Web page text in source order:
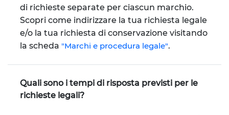
di richieste separate per ciascun marchio.
Scopri come indirizzare la tua richiesta legale
e/o la tua richiesta di conservazione visitando
la scheda "Marchi e procedura legale".
Quali sono i tempi di risposta previsti per le
richieste legali?